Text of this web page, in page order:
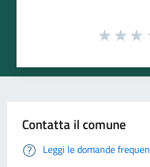
Contatta il comune
Leggi le domande